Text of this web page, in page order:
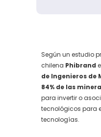
Según un estudio
chilena Phibrand
de Ingenieros de
84% de las
para invertir o
tecnológicos para
tecnologías.